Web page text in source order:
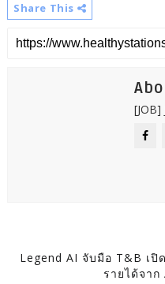
Share This
Legend AI จับมือ T&B เ
รายได้จาก